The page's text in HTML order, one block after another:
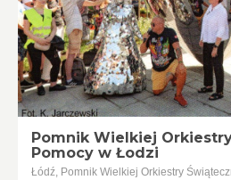
Pomnik Wielkiej
Pomocy w Łodzi
Łódź, Pomnik Wielkiej Orkiestry